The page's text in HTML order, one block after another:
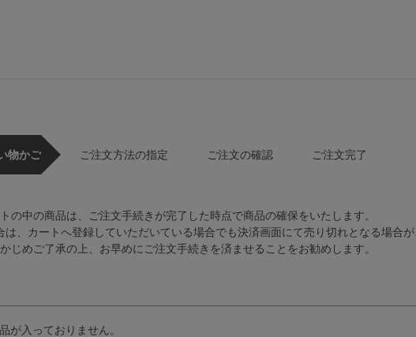
物かご ご注文方法の指定 ご注文の確認 ご注文完了
の中の商品は、ご注文手続きが完了した時点で商品の確保をいたします。
、カートへ登録していただいている場合でも決済画面にて売り切れとなる場合が
じめご了承の上、お早めにご注文手続きを済ませることをお勧めします。
が入っておりません。